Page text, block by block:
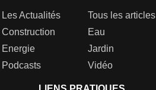
Les Actualités
Tous les articles
Construction
Eau
Energie
Jardin
Podcasts
Vidéo